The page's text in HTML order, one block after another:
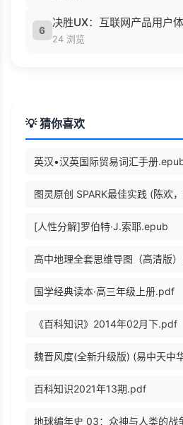
6
24 浏览
💡 猜你喜欢
英汉•汉英国际贸易词汇手册
图灵原创 SPARK最佳实践 (陈欢
[人性分解]罗伯特·J.索耶.epub
高中地理全套思维导图（高清版
国学经典读本·高三年级上册.pdf
《百科知识》2014年02月下.pdf
魏晋风度(全新升级版) (易中天中
百科知识2021年13期.pdf
地球编年史 03：众神与人类的战